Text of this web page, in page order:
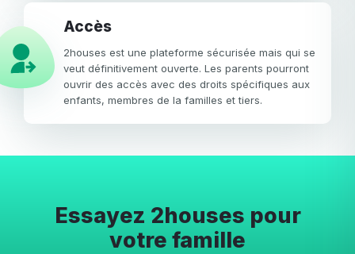
Accès
2houses est une plateforme sécurisée mais qui se
veut définitivement ouverte. Les parents pourront
ouvrir des accès avec des droits spécifiques aux
enfants, membres de la familles et tiers.
Essayez 2houses pour
votre famille